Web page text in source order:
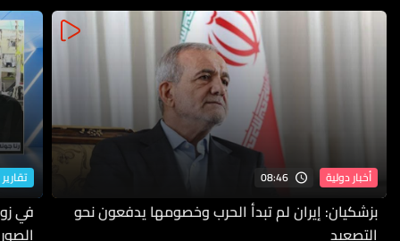
أخبار دولية 08:46
بزشكيان: إيران لم تبدأ الحرب وخصومها يدفعون نحو
التصعيد
في